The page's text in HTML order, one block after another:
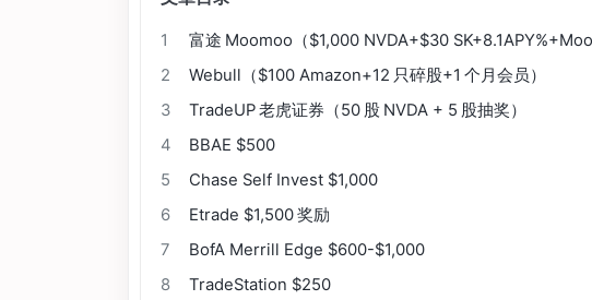
1
富途 Moomoo（$1,000 NVDA+$30
2
Webull（$100 Amazon+12 只碎股+1 个月会员）
3
TradeUP 老虎证券（50 股 NVDA + 5 股抽奖）
4
BBAE $500
5
Chase Self Invest $1,000
6
Etrade $1,500 奖励
7
BofA Merrill Edge $600-$1,000
8
TradeStation $250